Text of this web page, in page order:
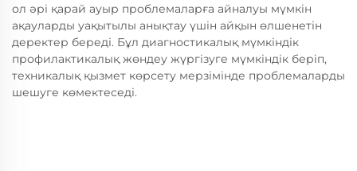
ол әрі қарай ауыр проблемаларға айналуы мүмкін
ақауларды уақытылы анықтау үшін айқын өлшенетін
деректер береді. Бұл диагностикалық мүмкіндік
профилактикалық жөндеу жүргізуге мүмкіндік беріп,
техникалық қызмет көрсету мерзімінде проблемаларды
шешуге көмектеседі.